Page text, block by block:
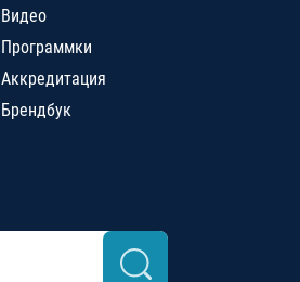
Видео
Программки
Аккредитация
Брендбук